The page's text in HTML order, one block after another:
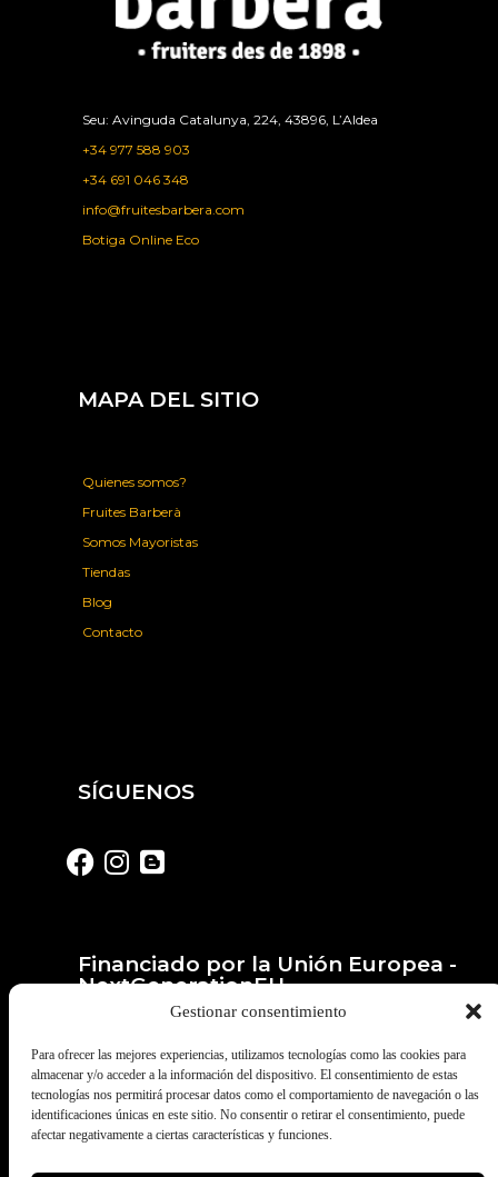
Gestionar consentimiento
Para ofrecer las mejores experiencias, utilizamos tecnologías como las cookies para
almacenar y/o acceder a la información del dispositivo. El consentimiento de estas
tecnologías nos permitirá procesar datos como el comportamiento de navegación o las
identificaciones únicas en este sitio. No consentir o retirar el consentimiento, puede
afectar negativamente a ciertas características y funciones.
Seu: Avinguda Catalunya, 224, 43896, L’Aldea
+34 977 588 903
+34 691 046 348
info@fruitesbarbera.com
Botiga Online Eco
MAPA DEL SITIO
Quienes somos?
Fruites Barberà
Somos Mayoristas
Tiendas
Blog
Contacto
SÍGUENOS
Financiado por la Unión Europea -
NextGenerationEU